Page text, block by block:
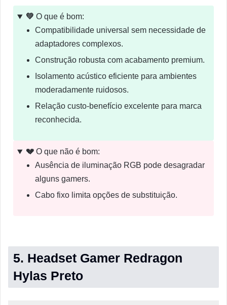
💚 O que é bom:
Compatibilidade universal sem necessidade de
adaptadores complexos.
Construção robusta com acabamento premium.
Isolamento acústico eficiente para ambientes
moderadamente ruidosos.
Relação custo-benefício excelente para marca
reconhecida.
💔O que não é bom:
Ausência de iluminação RGB pode desagradar
alguns gamers.
Cabo fixo limita opções de substituição.
5. Headset Gamer Redragon
Hylas Preto